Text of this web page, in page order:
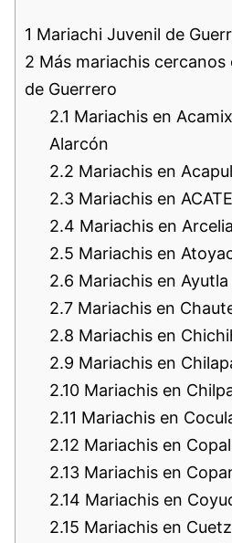
1 Mariachi Juvenil de
2 Más mariachis
de Guerrero
2.1 Mariachis en
Alarcón
2.2 Mariachis en
2.3 Mariachis en
2.4 Mariachis en Arcelia
2.5 Mariachis en
2.6 Mariachis en
2.7 Mariachis en
2.8 Mariachis en
2.9 Mariachis en
2.10 Mariachis en
2.11 Mariachis en
2.12 Mariachis en
2.13 Mariachis en
2.14 Mariachis en
2.15 Mariachis en